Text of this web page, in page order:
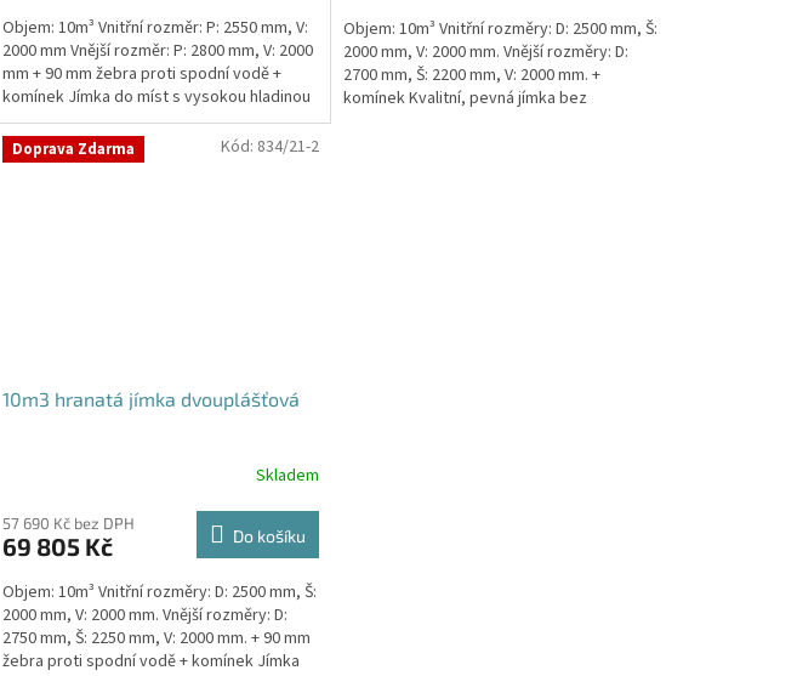
Objem: 10m³ Vnitřní rozměr: P: 2550 mm, V:
2000 mm Vnější rozměr: P: 2800 mm, V: 2000
mm + 90 mm žebra proti spodní vodě +
komínek Jímka do míst s vysokou hladinou
spodní vody –...
Objem: 10m³ Vnitřní rozměry: D: 2500 mm, Š:
2000 mm, V: 2000 mm. Vnější rozměry: D:
2700 mm, Š: 2200 mm, V: 2000 mm. +
komínek Kvalitní, pevná jímka bez
Doprava Zdarma
10m3 hranatá jímka dvouplášťová
Skladem
57 690 Kč bez DPH
69 805 Kč Do košíku
Objem: 10m³ Vnitřní rozměry: D: 2500 mm, Š:
2000 mm, V: 2000 mm. Vnější rozměry: D:
2750 mm, Š: 2250 mm, V: 2000 mm. + 90 mm
žebra proti spodní vodě + komínek Jímka
Kód: 834/21-2